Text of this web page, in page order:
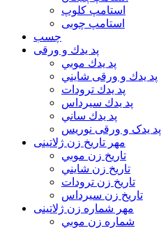
استامپ کلوپ
استامپ چوبی
چسب
پد يدك و ورقی
پد يدك موبي
پد يدك و ورقی شايني
پد يدك ترودات
پد يدك سيرداس
پد يدك ساني
پد یدک و ورقی نوریس
مهر تاريخ زن ژلاتینی
تاريخ زن موبي
تاريخ زن شايني
تاريخ زن ترودات
تاريخ زن سيرداس
مهر شماره زن ژلاتینی
شماره زن موبي